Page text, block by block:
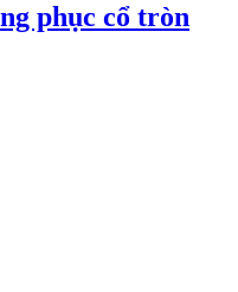
phục cổ tròn